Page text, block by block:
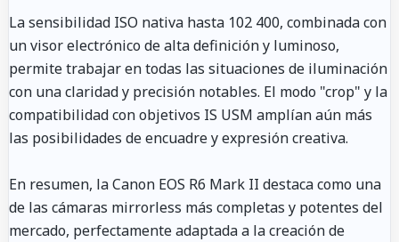
La sensibilidad ISO nativa hasta 102 400, combinada con
un visor electrónico de alta definición y luminoso,
permite trabajar en todas las situaciones de iluminación
con una claridad y precisión notables. El modo "crop" y la
compatibilidad con objetivos IS USM amplían aún más
las posibilidades de encuadre y expresión creativa.
En resumen, la Canon EOS R6 Mark II destaca como una
de las cámaras mirrorless más completas y potentes del
mercado, perfectamente adaptada a la creación de